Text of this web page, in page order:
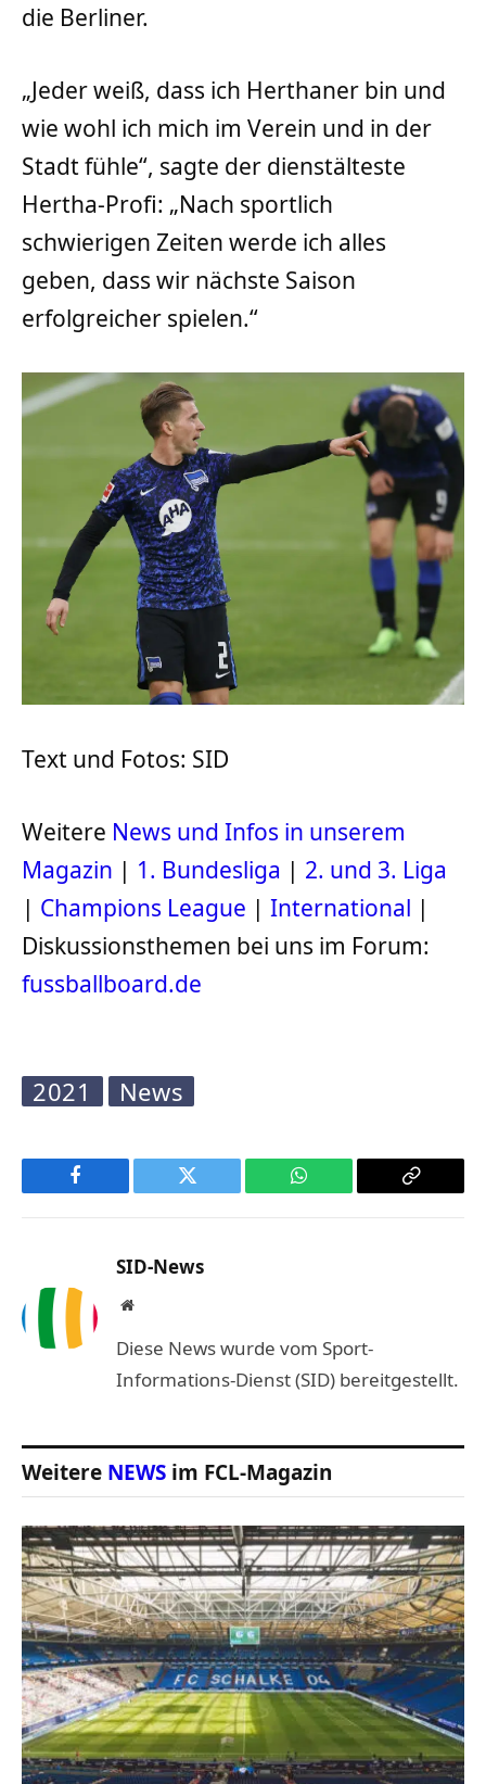
die Berliner.
„Jeder weiß, dass ich Herthaner bin und
wie wohl ich mich im Verein und in der
Stadt fühle“, sagte der dienstälteste
Hertha-Profi: „Nach sportlich
schwierigen Zeiten werde ich alles
geben, dass wir nächste Saison
erfolgreicher spielen.“
Text und Fotos: SID
Weitere News und Infos in unserem
Magazin | 1. Bundesliga | 2. und 3. Liga
| Champions League | International |
Diskussionsthemen bei uns im Forum:
fussballboard.de
2021 News
Facebook Twitter WhatsApp
Copy
SID-News
Website
Diese News wurde vom Sport-
Informations-Dienst (SID) bereitgestellt.
Weitere NEWS im FCL-Magazin